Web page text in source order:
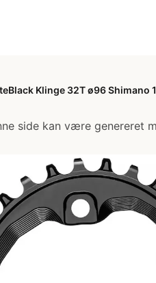
Klinge 32T ø96 Shimano
side kan være genereret